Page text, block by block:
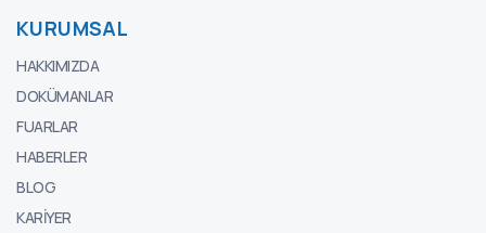
KURUMSAL
HAKKIMIZDA
DOKÜMANLAR
FUARLAR
HABERLER
BLOG
KARIYER